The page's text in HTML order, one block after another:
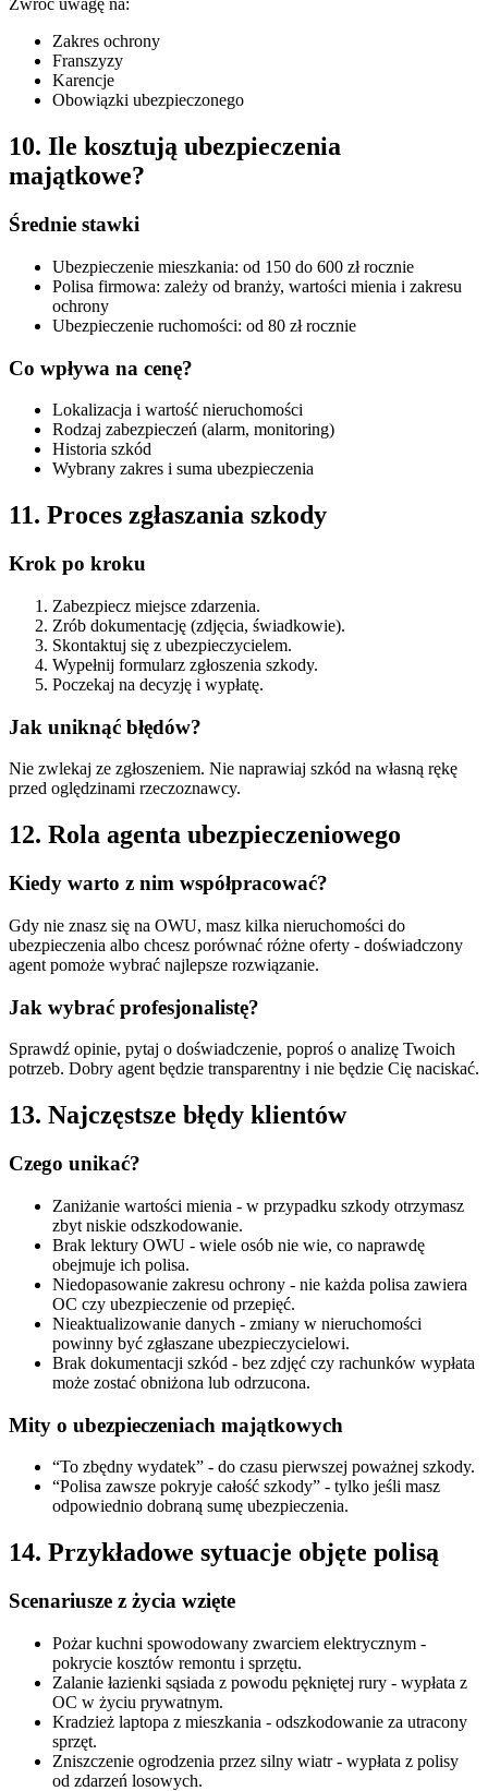
Zwróć uwagę na:
Zakres ochrony
Franszyzy
Karencje
Obowiązki ubezpieczonego
10. Ile kosztują ubezpieczenia
majątkowe?
Średnie stawki
Ubezpieczenie mieszkania: od 150 do 600 zł rocznie
Polisa firmowa: zależy od branży, wartości mienia i zakresu
ochrony
Ubezpieczenie ruchomości: od 80 zł rocznie
Co wpływa na cenę?
Lokalizacja i wartość nieruchomości
Rodzaj zabezpieczeń (alarm, monitoring)
Historia szkód
Wybrany zakres i suma ubezpieczenia
11. Proces zgłaszania szkody
Krok po kroku
Zabezpiecz miejsce zdarzenia.
Zrób dokumentację (zdjęcia, świadkowie).
Skontaktuj się z ubezpieczycielem.
Wypełnij formularz zgłoszenia szkody.
Poczekaj na decyzję i wypłatę.
Jak uniknąć błędów?
Nie zwlekaj ze zgłoszeniem. Nie naprawiaj szkód na własną rękę
przed oględzinami rzeczoznawcy.
12. Rola agenta ubezpieczeniowego
Kiedy warto z nim współpracować?
Gdy nie znasz się na OWU, masz kilka nieruchomości do
ubezpieczenia albo chcesz porównać różne oferty - doświadczony
agent pomoże wybrać najlepsze rozwiązanie.
Jak wybrać profesjonalistę?
Sprawdź opinie, pytaj o doświadczenie, poproś o analizę Twoich
potrzeb. Dobry agent będzie transparentny i nie będzie Cię naciskać.
13. Najczęstsze błędy klientów
Czego unikać?
Zaniżanie wartości mienia - w przypadku szkody otrzymasz
zbyt niskie odszkodowanie.
Brak lektury OWU - wiele osób nie wie, co naprawdę
obejmuje ich polisa.
Niedopasowanie zakresu ochrony - nie każda polisa zawiera
OC czy ubezpieczenie od przepięć.
Nieaktualizowanie danych - zmiany w nieruchomości
powinny być zgłaszane ubezpieczycielowi.
Brak dokumentacji szkód - bez zdjęć czy rachunków wypłata
może zostać obniżona lub odrzucona.
Mity o ubezpieczeniach majątkowych
“To zbędny wydatek” - do czasu pierwszej poważnej szkody.
“Polisa zawsze pokryje całość szkody” - tylko jeśli masz
odpowiednio dobraną sumę ubezpieczenia.
14. Przykładowe sytuacje objęte polisą
Scenariusze z życia wzięte
Pożar kuchni spowodowany zwarciem elektrycznym -
pokrycie kosztów remontu i sprzętu.
Zalanie łazienki sąsiada z powodu pękniętej rury - wypłata z
OC w życiu prywatnym.
Kradzież laptopa z mieszkania - odszkodowanie za utracony
sprzęt.
Zniszczenie ogrodzenia przez silny wiatr - wypłata z polisy
od zdarzeń losowych.